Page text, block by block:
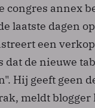
congres annex
laatste dagen
een
dat de nieuwe
Hij geeft geen
meldt blogger